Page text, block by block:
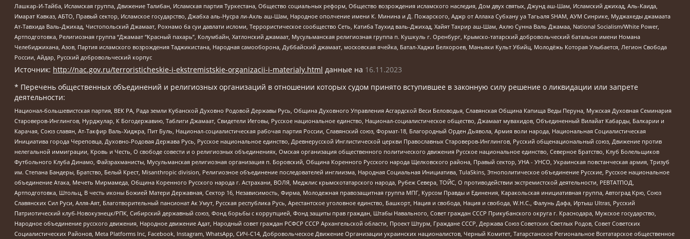
Лашкар-И-Тайба, Исламская группа, Движение Талибан, Исламская партия Туркестана, Общество социальных реформ, Общество возрождения исламского наследия, Дом двух святых, Джунд аш-Шам, Исламский джихад, Аль-Каида,
Имарат Кавказ, АБТО, Правый сектор, Исламское государство, Джабха аль-Нусра ли-Ахль аш-Шам, Народное ополчение имени К. Минина и Д. Пожарского, Аджр от Аллаха Субхану уа Тагьаля SHAM, АУМ Синрике, Муджахеды джамаата
Ат-Тавхида Валь-Джихад, Чистопольский Джамаат, Рохнамо ба суи давлати исломи, Террористическое сообщество Сеть, Катиба Таухид валь-Джихад, Хайят Тахрир аш-Шам, Ахлю Сунна Валь Джамаа, National Socialism/White Power,
Артподготовка, Религиозная группа “Джамаат “Красный пахарь”, Колумбайн, Хатлонский джамаат, Мусульманская религиозная группа п. Кушкуль г. Оренбург, Крымско-татарский добровольческий батальон имени Номана
Челебиджихана, Азов, Партия исламского возрождения Таджикистана, Народная самооборона, Дуббайский джамаат, московская ячейка, Батал-Хаджи Белхороев, Маньяки Культ Убийц, Молодёжь Которая Улыбается, Легион Свобода
России, Айдар, Русский добровольческий корпус
Источник: http://nac.gov.ru/terroristicheskie-i-ekstremistskie-organizacii-i-materialy.html данные на 16.11.2023
* Перечень общественных объединений и религиозных организаций в отношении которых судом принято вступившее в законную силу решение о ликвидации или запрете
деятельности:
Национал-большевистская партия, ВЕК РА, Рада земли Кубанской Духовно Родовой Державы Русь, Община Духовного Управления Асгардской Веси Беловодья, Славянская Община Капища Веды Перуна, Мужская Духовная Семинария
Староверов-Инглингов, Нурджулар, К Богодержавию, Таблиги Джамаат, Свидетели Иеговы, Русское национальное единство, Национал-социалистическое общество, Джамаат мувахидов, Объединенный Вилайат Кабарды, Балкарии и
Карачая, Союз славян, Ат-Такфир Валь-Хиджра, Пит Буль, Национал-социалистическая рабочая партия России, Славянский союз, Формат-18, Благородный Орден Дьявола, Армия воли народа, Национальная Социалистическая
Инициатива города Череповца, Духовно-Родовая Держава Русь, Русское национальное единство, Древнерусской Инглистической церкви Православных Староверов-Инглингов, Русский общенациональный союз, Движение против
нелегальной иммиграции, Кровь и Честь, О свободе совести и о религиозных объединениях, Омская организация общественного политического движения Русское национальное единство, Северное Братство, Клуб Болельщиков
Футбольного Клуба Динамо, Файзрахманисты, Мусульманская религиозная организация п. Боровский, Община Коренного Русского народа Щелковского района, Правый сектор, УНА - УНСО, Украинская повстанческая армия, Тризуб
им. Степана Бандеры, Братство, Белый Крест, Misanthropic division, Религиозное объединение последователей инглиизма, Народная Социальная Инициатива, TulaSkins, Этнополитическое объединение Русские, Русское национальное
объединение Атака, Мечеть Мирмамеда, Община Коренного Русского народа г. Астрахани, ВОЛЯ, Меджлис крымскотатарского народа, Рубеж Севера, ТОЙС, О противодействии экстремистской деятельности, РЕВТАТПОД,
Артподготовка, Штольц, В честь иконы Божией Матери Державная, Сектор 16, Независимость, Фирма, Молодежная правозащитная группа МПГ, Курсом Правды и Единения, Каракольская инициативная группа, Автоград Крю, Союз
Славянских Сил Руси, Алля-Аят, Благотворительный пансионат Ак Умут, Русская республика Русь, Арестантское уголовное единство, Башкорт, Нация и свобода, Нация и свобода, W.H.С., Фалунь Дафа, Иртыш Ultras, Русский
Патриотический клуб-Новокузнецк/РПК, Сибирский державный союз, Фонд борьбы с коррупцией, Фонд защиты прав граждан, Штабы Навального, Совет граждан СССР Прикубанского округа г. Краснодара, Мужское государство,
Народное объединение русского движения, Народное движение Адат, Народный совет граждан РСФСР СССР Архангельской области, Проект Штурм, Граждане СССР, Держава Союз Советских Светлых Родов, Совет Советских
Социалистических Районов, Meta Platforms Inc, Facebook, Instagram, WhatsApp, СИЧ-С14, Добровольческое Движение Организации украинских националистов, Черный Комитет, Татарстанское Региональное Всетатарское общественное